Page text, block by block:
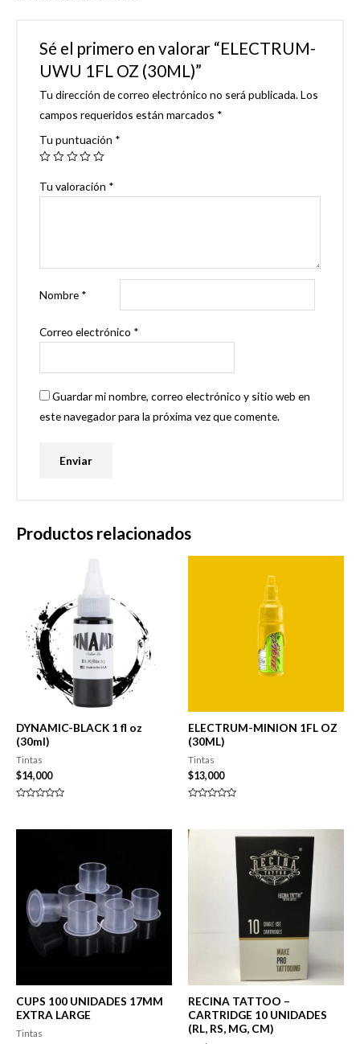
Sé el primero en valorar “ELECTRUM-
UWU 1FL OZ (30ML)”
Tu dirección de correo electrónico no será publicada.Los
campos requeridos están marcados *
Tu puntuación *
Tu valoración *
Nombre *
Correo electrónico *
Guardar mi nombre, correo electrónico y sitio web en
este navegador para la próxima vez que comente.
Productos relacionados
DYNAMIC-BLACK 1 fl oz
(30ml)
Tintas
$14,000
de
ELECTRUM-MINION 1FL OZ
(30ML)
Tintas
$13,000
de
5
CUPS 100 UNIDADES 17MM
EXTRA LARGE
Tintas
RECINA TATTOO –
CARTRIDGE 10 UNIDADES
(RL, RS, MG, CM)